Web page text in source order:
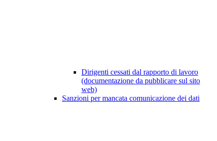
Dirigenti cessati dal rapporto di lavoro
(documentazione da pubblicare sul sito
web)
Sanzioni per mancata comunicazione dei dati